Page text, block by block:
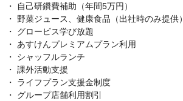
・ 自己研鑽費補助（年間5万円）
・ 野菜ジュース、健康食品（出社時のみ提供）
・ グロービス学び放題
・ あすけんプレミアムプラン利用
・ シャッフルランチ
・ 課外活動支援
・ ライフプラン支援金制度
・ グループ店舗利用割引